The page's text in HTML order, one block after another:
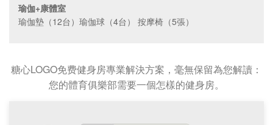
瑜伽+康體室
瑜伽墊（12台）瑜伽球（4台） 按摩椅（5張）
糖心LOGO免费健身房專業解決方案，毫無保留為您解讀：
您的體育俱樂部需要一個怎樣的健身房。